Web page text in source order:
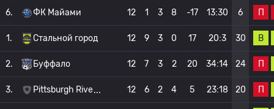
6. ФК Майами 12 1 3 8 -17 13:30 6 П
1. Стальной город 12 9 3 0 17 20:3 30 В
2. Буффало 12 7 3 2 20 34:14 24 П
3. Pittsburgh Rive 12 6 2 4 5 23:18 20 П